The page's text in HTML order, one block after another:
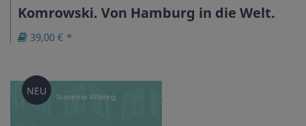
Komrowski. Von Hamburg in die Welt.
39,00 € *
NEU